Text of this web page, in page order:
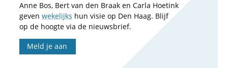
Anne Bos, Bert van den Braak en Carla Hoetink
geven wekelijks hun visie op Den Haag. Blijf
op de hoogte via de nieuwsbrief.
Meld je aan